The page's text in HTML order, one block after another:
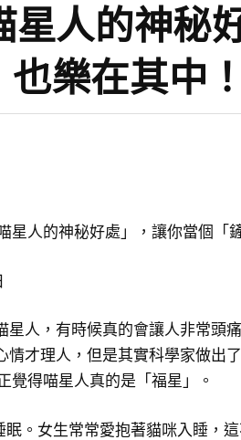
星人的神秘
樂在其中！
星人的神秘好處」，讓你當個「
星人，有時候真的會讓人非常頭
情才理人，但是其實科學家做出
覺得喵星人真的是「福星」。
眠。女生常常愛抱著貓咪入睡，